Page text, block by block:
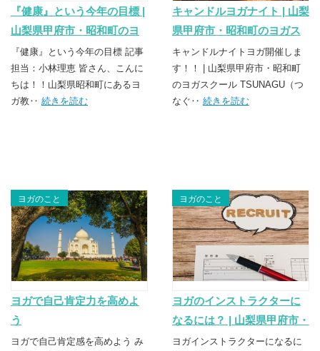
『健康』という今年の目標 |
山梨県甲府市・昭和町のヨ
ガスクール TSUNAGU（つ
なぐ）
『健康』という今年の目標 記事
担当：小林理恵 皆さん、こんに
ちは！！山梨県昭和町にあるヨ
ガ教‥ 続きを読む
キャンドルヨガナイト | 山梨
県甲府市・昭和町のヨガス
クール TSUNAGU（つな
ぐ）
キャンドルナイトヨガ開催しま
す！！ | 山梨県甲府市・昭和町
のヨガスクール TSUNAGU（つ
なぐ‥ 続きを読む
ヨガのこと
ヨガで自己肯定力を高めよ
う
ヨガで自己肯定感を高めよう み
ヨガのこと
ヨガのインストラクターに
なるには？ | 山梨県甲府市・
昭和町のヨガスクール
ヨガインストラクターになるに